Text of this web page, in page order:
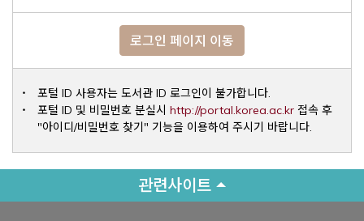
로그인 페이지 이동
포털 ID 사용자는 도서관 ID 로그인이 불가합니다.
포털 ID 및 비밀번호 분실시 http://portal.korea.ac.krOpens a
접속 후
"아이디/비밀번호 찾기" 기능을 이용하여 주시기 바랍니다.
관련사이트